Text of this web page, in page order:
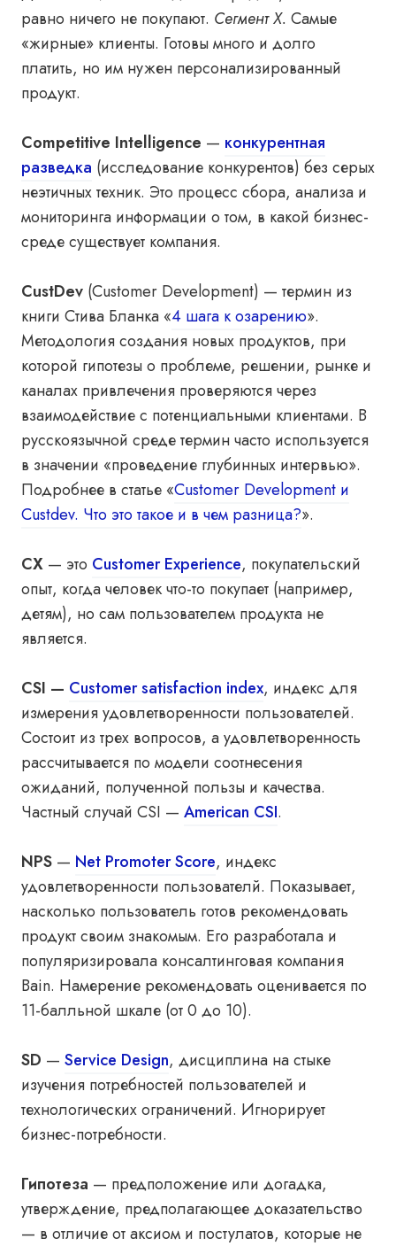
равно ничего не покупают. Сегмент X. Самые
«жирные» клиенты. Готовы много и долго
платить, но им нужен персонализированный
продукт.
Competitive Intelligence — конкурентная
разведка (исследование конкурентов) без серых
неэтичных техник. Это процесс сбора, анализа и
мониторинга информации о том, в какой бизнес-
среде существует компания.
CustDev (Customer Development) — термин из
книги Стива Бланка «4 шага к озарению».
Методология создания новых продуктов, при
которой гипотезы о проблеме, решении, рынке и
каналах привлечения проверяются через
взаимодействие с потенциальными клиентами. В
русскоязычной среде термин часто используется
в значении «проведение глубинных интервью».
Подробнее в статье «Customer Development и
Custdev. Что это такое и в чем разница?».
CX — это Customer Experience, покупательский
опыт, когда человек что-то покупает (например,
детям), но сам пользователем продукта не
является.
CSI — Customer satisfaction index, индекс для
измерения удовлетворенности пользователей.
Состоит из трех вопросов, а удовлетворенность
рассчитывается по модели соотнесения
ожиданий, полученной пользы и качества.
Частный случай CSI — American CSI.
NPS — Net Promoter Score, индекс
удовлетворенности пользователй. Показывает,
насколько пользователь готов рекомендовать
продукт своим знакомым. Его разработала и
популяризировала консалтинговая компания
Bain. Намерение рекомендовать оценивается по
11-балльной шкале (от 0 до 10).
SD — Service Design, дисциплина на стыке
изучения потребностей пользователей и
технологических ограничений. Игнорирует
бизнес-потребности.
Гипотеза — предположение или догадка,
утверждение, предполагающее доказательство
— в отличие от аксиом и постулатов, которые не